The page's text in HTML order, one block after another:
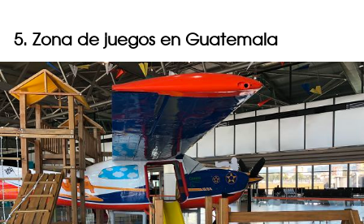
5. Zona de juegos en Guatemala